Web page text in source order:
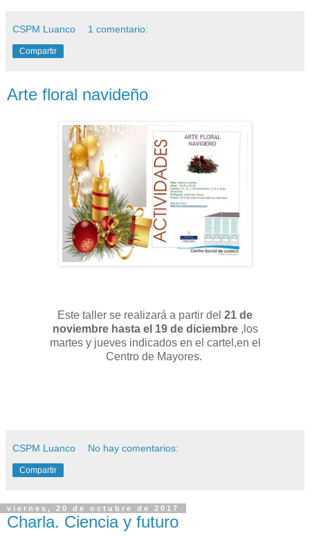
CSPM Luanco 1 comentario:
Compartir
Arte floral navideño
Este taller se realizará a partir del 21 de
noviembre hasta el 19 de diciembre,los
martes y jueves indicados en el cartel,en el
Centro de Mayores.
CSPM Luanco No hay comentarios:
Compartir
viernes, 20 de octubre de 2017
Charla. Ciencia y futuro